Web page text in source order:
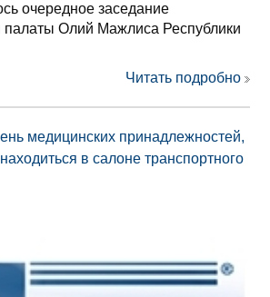
очередное заседание
палаты Олий Мажлиса Республики
Читать подробно
медицинских принадлежностей,
в салоне транспортного